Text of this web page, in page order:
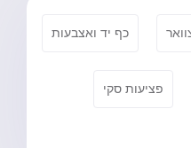
כף יד ואצבעות
פציעות סקי